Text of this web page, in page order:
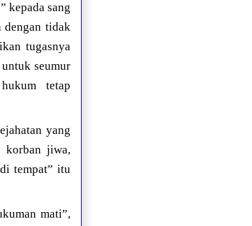
kepada sang
dengan tidak
tugasnya
seumur
tetap
yang
korban jiwa,
tempat” itu
mati”,